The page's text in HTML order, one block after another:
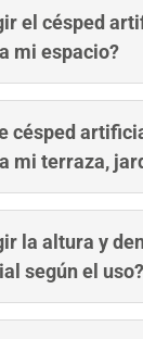
el césped
mi espacio?
césped
mi terraza,
la altura y
según el